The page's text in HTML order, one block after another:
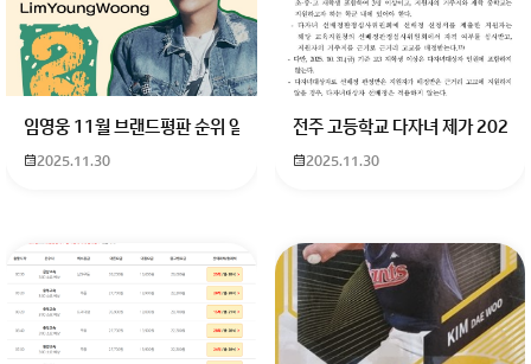
시고, 입국 절차를 완료하신 후, 티웨이 항공 터미널 카운터
에서 체크인 및 위탁 수화물 처리를 하시면 됩니다.
출국 심사 절차는 모든 체크인이 끝난 후에 진행하셔야 하니,
시간을 잘 고려하시고 이동하시면 안전하게 출국하실 수 있
임영웅 11월 브랜드평판 순위 알고싶어요 임영웅 11월 브랜드평판에서
2025.11.30
전주 고등학교 다자녀 제가 2027
2025.11.30